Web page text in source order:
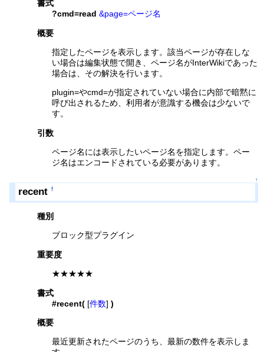
書式
?cmd=read &page=ページ名
概要
指定したページを表示します。該当ページが存在しな
い場合は編集状態で開き、ページ名がInterWikiであった
場合は、その解決を行います。
plugin=やcmd=が指定されていない場合に内部で暗黙に
呼び出されるため、利用者が意識する機会は少ないで
す。
引数
ページ名には表示したいページ名を指定します。ペー
ジ名はエンコードされている必要があります。
↑
recent †
種別
ブロック型プラグイン
重要度
★★★★★
書式
#recent( [件数])
概要
最近更新されたページのうち、最新の数件を表示しま